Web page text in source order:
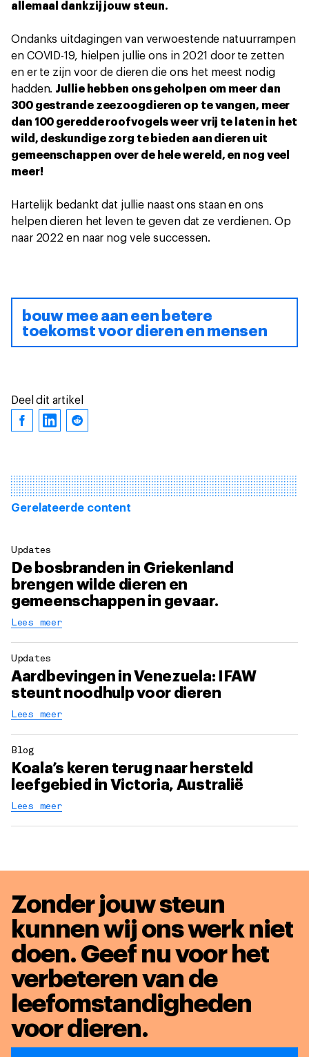
allemaal dankzij jouw steun.
Ondanks uitdagingen van verwoestende natuurrampen
en COVID-19, hielpen jullie ons in 2021 door te zetten
en er te zijn voor de dieren die ons het meest nodig
hadden. Jullie hebben ons geholpen om meer dan
300 gestrande zeezoogdieren op te vangen, meer
dan 100 geredde roofvogels weer vrij te laten in het
wild, deskundige zorg te bieden aan dieren uit
gemeenschappen over de hele wereld, en nog veel
meer!
Hartelijk bedankt dat jullie naast ons staan en ons
helpen dieren het leven te geven dat ze verdienen. Op
naar 2022 en naar nog vele successen.
bouw mee aan een betere
toekomst voor dieren en mensen
Deel dit artikel
Gerelateerde content
Updates
De bosbranden in Griekenland
brengen wilde dieren en
gemeenschappen in gevaar.
Lees meer
Updates
Aardbevingen in Venezuela: IFAW
steunt noodhulp voor dieren
Lees meer
Blog
Koala’s keren terug naar hersteld
leefgebied in Victoria, Australië
Lees meer
Zonder jouw steun
kunnen wij ons werk niet
doen. Geef nu voor het
verbeteren van de
leefomstandigheden
voor dieren.